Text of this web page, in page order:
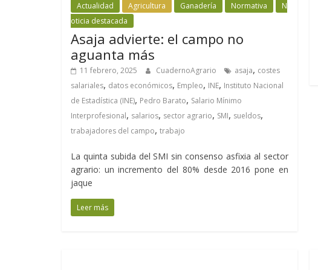
Actualidad Agricultura Ganadería Normativa
N
oticia destacada
Asaja advierte: el campo no
aguanta más
11 febrero, 2025 CuadernoAgrario asaja, costes
salariales, datos económicos, Empleo, INE, Instituto Nacional
de Estadística (INE), Pedro Barato, Salario Mínimo
Interprofesional, salarios, sector agrario, SMI, sueldos,
trabajadores del campo, trabajo
La quinta subida del SMI sin consenso asfixia al sector
agrario: un incremento del 80% desde 2016 pone en
jaque
Leer más